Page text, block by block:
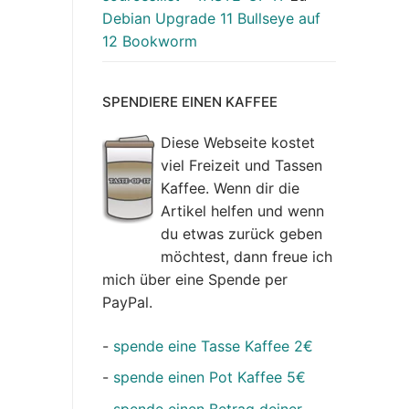
Debian Upgrade 11 Bullseye auf
12 Bookworm
SPENDIERE EINEN KAFFEE
Diese Webseite kostet
viel Freizeit und Tassen
Kaffee. Wenn dir die
Artikel helfen und wenn
du etwas zurück geben
möchtest, dann freue ich
mich über eine Spende per
PayPal.
- spende eine Tasse Kaffee 2€
- spende einen Pot Kaffee 5€